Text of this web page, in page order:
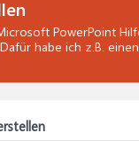
PowerPoint
habe ich z.B.